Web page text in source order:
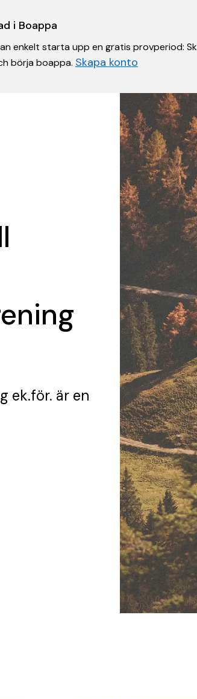
i Boappa
enkelt starta upp en gratis provperiod:
börja boappa. Skapa konto
ek.för. är en